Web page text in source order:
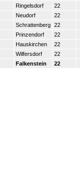
Ringelsdorf
22
Neudorf
22
Schrattenberg 22
Prinzendorf
22
Hauskirchen
22
Wilfersdorf
22
Falkenstein 22